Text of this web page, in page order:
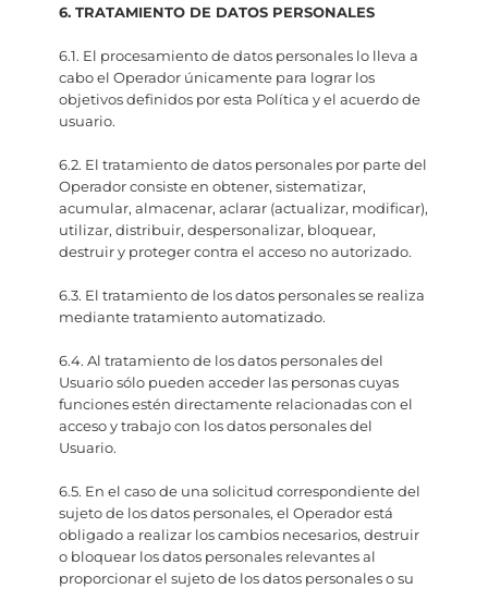
6. TRATAMIENTO DE DATOS PERSONALES
6.1. El procesamiento de datos personales lo lleva a
cabo el Operador únicamente para lograr los
objetivos definidos por esta Política y el acuerdo de
usuario.
6.2. El tratamiento de datos personales por parte del
Operador consiste en obtener, sistematizar,
acumular, almacenar, aclarar (actualizar, modificar),
utilizar, distribuir, despersonalizar, bloquear,
destruir y proteger contra el acceso no autorizado.
6.3. El tratamiento de los datos personales se realiza
mediante tratamiento automatizado.
6.4. Al tratamiento de los datos personales del
Usuario sólo pueden acceder las personas cuyas
funciones estén directamente relacionadas con el
acceso y trabajo con los datos personales del
Usuario.
6.5. En el caso de una solicitud correspondiente del
sujeto de los datos personales, el Operador está
obligado a realizar los cambios necesarios, destruir
o bloquear los datos personales relevantes al
proporcionar el sujeto de los datos personales o su